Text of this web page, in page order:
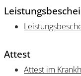
Attest
Attest im